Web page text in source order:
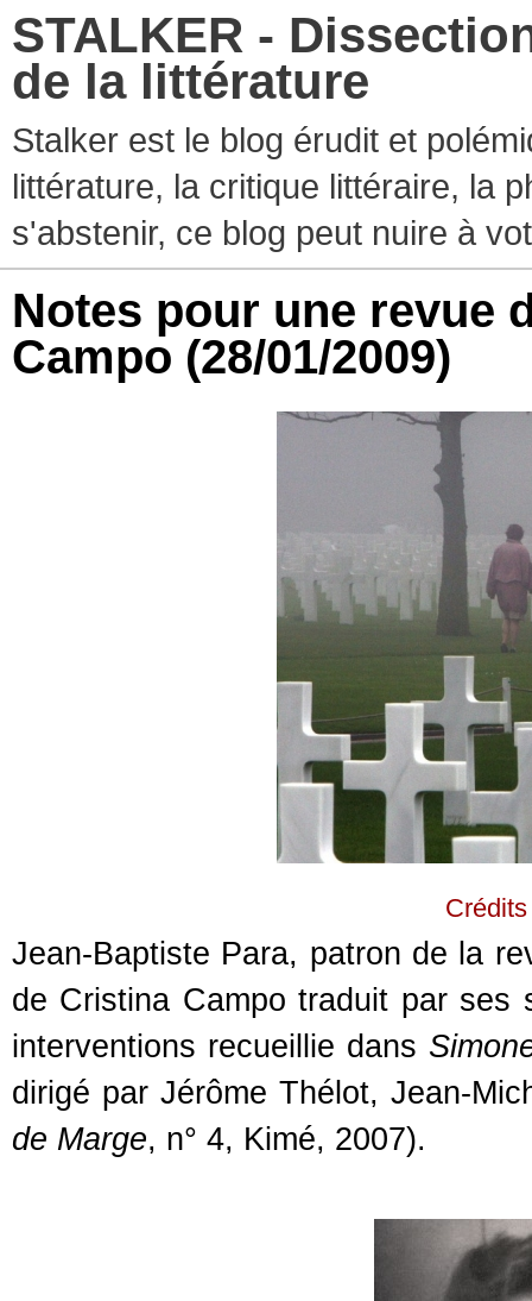
STALKER -
de la littérature
Stalker est le blog érudit et
littérature, la critique littéraire, la
s'abstenir, ce blog peut nuire à
Notes pour une revue
Campo (28/01/2009)
Jean-Baptiste Para, patron de la
de Cristina Campo traduit par ses
interventions recueillie dans
dirigé par Jérôme Thélot, Jean-
de Marge, n° 4, Kimé, 2007).